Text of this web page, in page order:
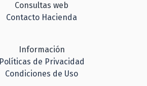
Consultas web
Contacto Hacienda
Información
Políticas de Privacidad
Condiciones de Uso